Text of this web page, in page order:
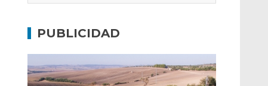
concentración nazis
fundaciones de Bornos
PUBLICIDAD